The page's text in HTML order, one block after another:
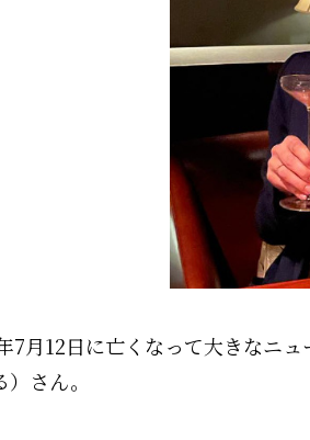
7月12日に亡くなって大きなニ
）さん。